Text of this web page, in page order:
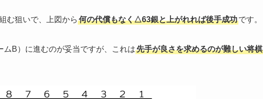
狙いで、上図から 何の代償もなく△63銀と上がれれば後手成功です。
B）に進むのが妥当ですが、これは先手が良さを求めるのが難しい将棋